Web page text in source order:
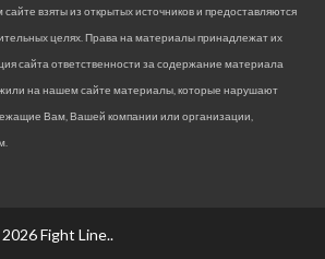
взяты из открытых источников и предоставляются
целях. Права на материалы принадлежат их
сайта ответственности за содержание материала
на нашем сайте материалы, которые нарушают
Вам, Вашей компании или организации,
Fight Line..